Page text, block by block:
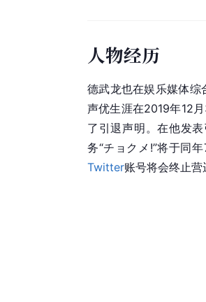
人物经历
德武龙也在娱乐媒体综
声优生涯在2019年12
了引退声明。在他发
务“チョクメ!”将于同
Twitter账号将会终止